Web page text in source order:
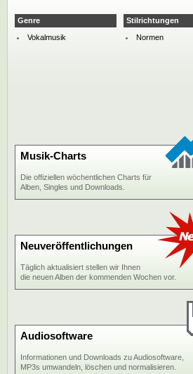
Genre
Vokalmusik
Stilrichtungen
Normen
Musik-Charts
Die offiziellen wöchentlichen Charts für
Alben, Singles und Downloads.
Neuveröffentlichungen
Täglich aktualisiert stellen wir Ihnen
die neuen Alben der kommenden Wochen vor.
Audiosoftware
Informationen und Downloads zu Audiosoftware,
MP3s umwandeln, löschen und normalisieren.